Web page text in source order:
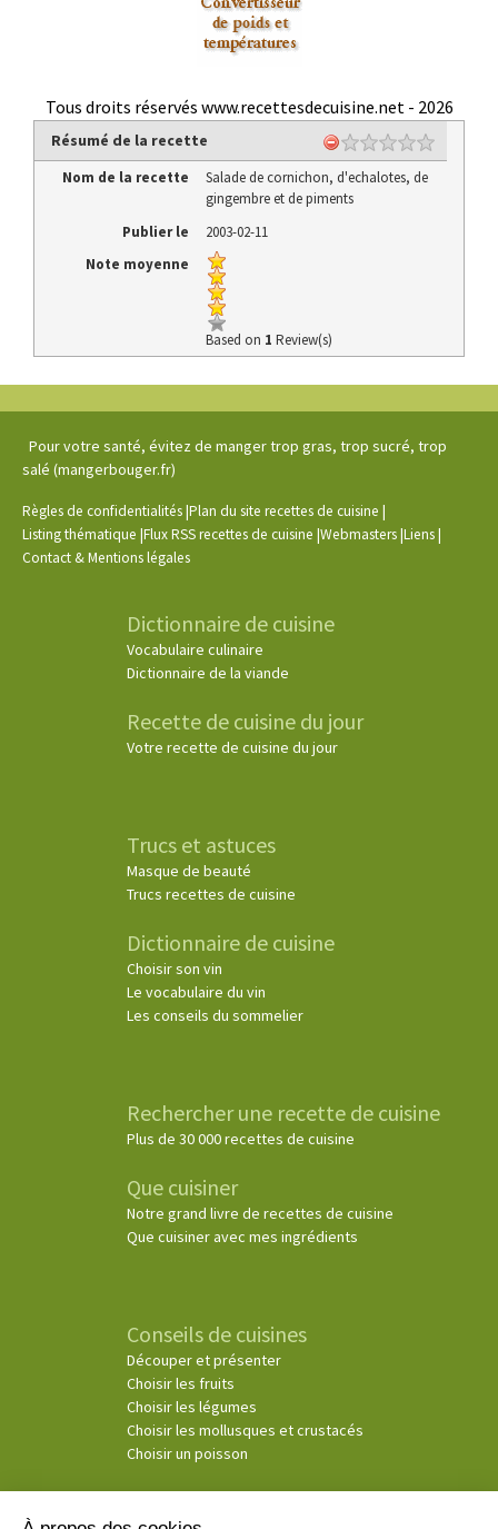
Tous droits réservés www.recettesdecuisine.net - 2026
Résumé de la recette
Nom de la recette
Salade de cornichon, d'echalotes, de
gingembre et de piments
Publier le
2003-02-11
Note moyenne
Based on 1 Review(s)
Pour votre santé, évitez de manger trop gras, trop sucré, trop
salé (mangerbouger.fr)
Règles de confidentialités|Plan du site recettes de cuisine |
Listing thématique |Flux RSS recettes de cuisine |Webmasters|Liens|
Contact & Mentions légales
Dictionnaire de cuisine
Vocabulaire culinaire
Dictionnaire de la viande
Recette de cuisine du jour
Votre recette de cuisine du jour
Trucs et astuces
Masque de beauté
Trucs recettes de cuisine
Dictionnaire de cuisine
Choisir son vin
Le vocabulaire du vin
Les conseils du sommelier
Rechercher une recette de cuisine
Plus de 30 000 recettes de cuisine
Que cuisiner
Notre grand livre de recettes de cuisine
Que cuisiner avec mes ingrédients
Conseils de cuisines
Découper et présenter
Choisir les fruits
Choisir les légumes
Choisir les mollusques et crustacés
Choisir un poisson